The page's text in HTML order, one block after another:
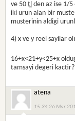
ve 50tl den az ise 1/
iki urun alan bir
musterinin aldigi
4) x ve y reel sayilar
16+x<21+y<25+x
tamsayi degeri
atena
15:34 26 Mar